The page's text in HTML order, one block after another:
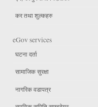
कर तथा शुल्कहरु
eGov services
घटना दर्ता
सामाजिक सुरक्षा
नागरिक वडापत्र